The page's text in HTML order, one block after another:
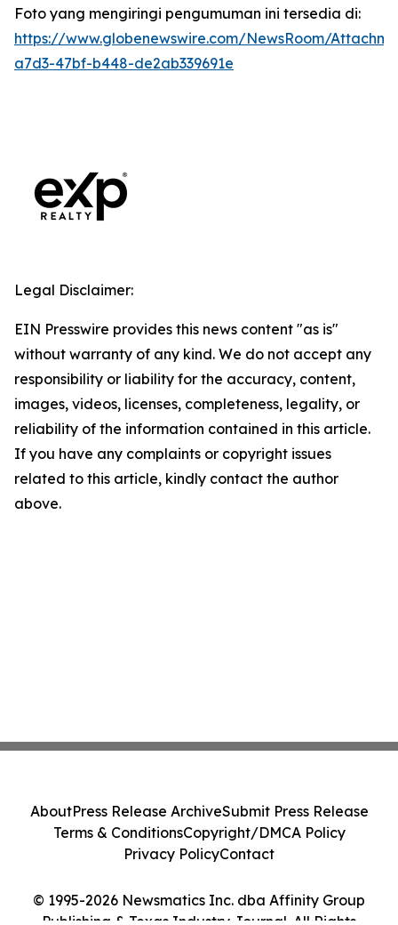
Foto yang mengiringi pengumuman ini tersedia di:
https://www.globenewswire.com/NewsRoom/
a7d3-47bf-b448-de2ab339691e
Legal Disclaimer:
EIN Presswire provides this news content "as is"
without warranty of any kind. We do not accept any
responsibility or liability for the accuracy, content,
images, videos, licenses, completeness, legality, or
reliability of the information contained in this article.
If you have any complaints or copyright issues
related to this article, kindly contact the author
above.
© 1995-2026 Newsmatics Inc. dba Affinity Group
Publishing & Texas Industry Journal. All Rights
AboutPress Release ArchiveSubmit Press Release
Terms & ConditionsCopyright/DMCA Policy
Privacy PolicyContact